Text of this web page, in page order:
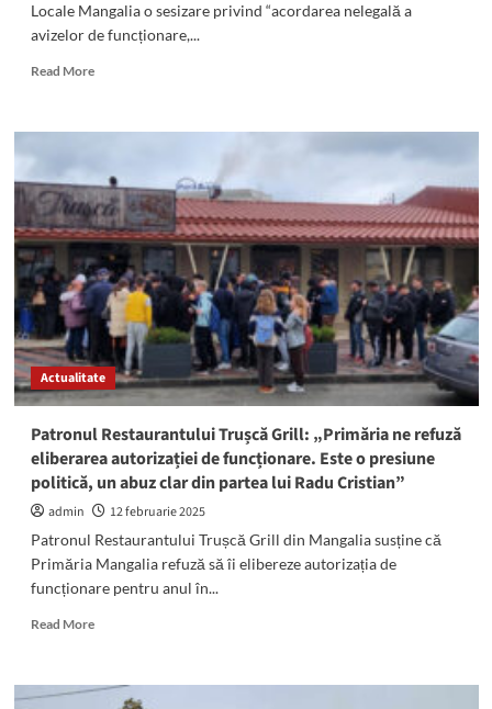
Locală
Locale Mangalia o sesizare privind “acordarea nelegală a
avizelor de funcționare,...
Read MoreRead
Consilierul
Cosmin
Trușcă
arată
cu
degetul
spre
ZECILE
de
construcții
ilegale
din
Mangalia:
au
construit
piscine,
anexe,
fără
autorizație.
Mă
adresa
Actualitate
Patronul Restaurantului Trușcă Grill: „Primăria ne refuză
eliberarea autorizației de funcționare. Este o presiune
politică, un abuz clar din partea lui Radu Cristian”
admin
12 februarie 2025
Patronul Restaurantului Trușcă Grill din Mangalia susține că
Primăria Mangalia refuză să îi elibereze autorizația de
funcționare pentru anul în...
Read MoreRead
Patronul
Restaurantului